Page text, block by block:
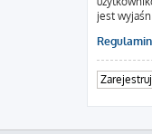
jest
Regulamin